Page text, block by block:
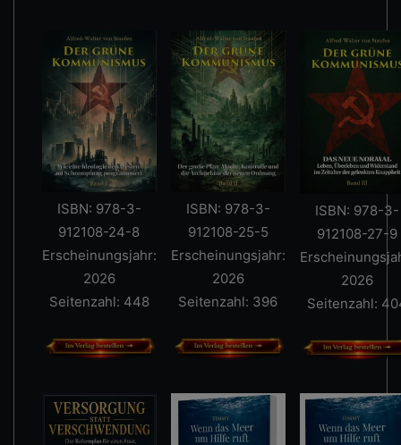
ISBN: 978-3-
912108-24-8
Erscheinungsjahr:
2026
Seitenzahl: 448
ISBN: 978-3-
912108-25-5
Erscheinungsjahr:
2026
Seitenzahl: 396
ISBN: 978-3-
912108-27-9
2026
Seitenzahl: